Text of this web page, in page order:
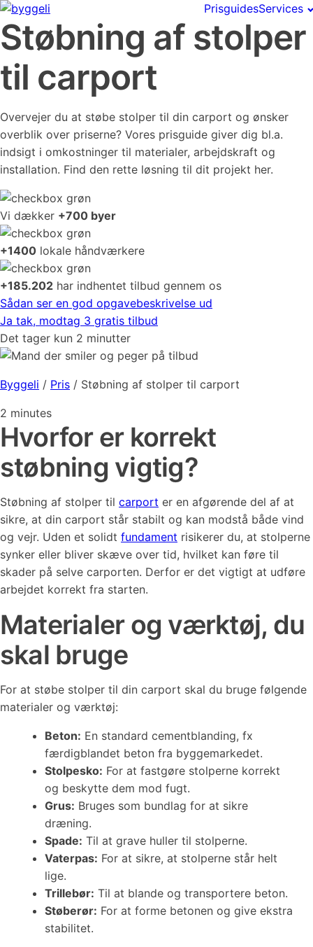
PrisguidesServices
Støbning af stolper
til carport
Overvejer du at støbe stolper til din carport og ønsker
overblik over priserne? Vores prisguide giver dig bl.a.
indsigt i omkostninger til materialer, arbejdskraft og
installation. Find den rette løsning til dit projekt her.
Vi dækker +700 byer
+1400 lokale håndværkere
+185.202 har indhentet tilbud gennem os
Sådan ser en god opgavebeskrivelse ud
Ja tak, modtag 3 gratis tilbud
Det tager kun 2 minutter
Byggeli / Pris / Støbning af stolper til carport
2 minutes
Hvorfor er korrekt
støbning vigtig?
Støbning af stolper til carport er en afgørende del af at
sikre, at din carport står stabilt og kan modstå både vind
og vejr. Uden et solidt fundament risikerer du, at stolperne
synker eller bliver skæve over tid, hvilket kan føre til
skader på selve carporten. Derfor er det vigtigt at udføre
arbejdet korrekt fra starten.
Materialer og værktøj, du
skal bruge
For at støbe stolper til din carport skal du bruge følgende
materialer og værktøj:
Beton: En standard cementblanding, fx
færdigblandet beton fra byggemarkedet.
Stolpesko: For at fastgøre stolperne korrekt
og beskytte dem mod fugt.
Grus: Bruges som bundlag for at sikre
dræning.
Spade: Til at grave huller til stolperne.
Vaterpas: For at sikre, at stolperne står helt
lige.
Trillebør: Til at blande og transportere beton.
Støberør: For at forme betonen og give ekstra
stabilitet.